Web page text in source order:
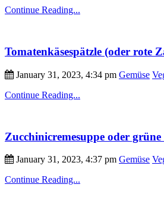
Continue Reading...
Tomatenkäsespätzle (oder rote
January 31, 2023, 4:34 pm Gemüse
Continue Reading...
Zucchinicremesuppe oder grüne
January 31, 2023, 4:37 pm Gemüse
Continue Reading...